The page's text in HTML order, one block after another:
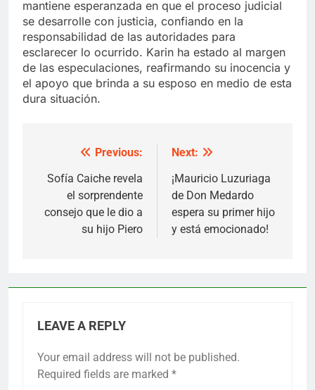
mantiene esperanzada en que el proceso judicial
se desarrolle con justicia, confiando en la
responsabilidad de las autoridades para
esclarecer lo ocurrido. Karin ha estado al margen
de las especulaciones, reafirmando su inocencia y
el apoyo que brinda a su esposo en medio de esta
dura situación.
navigation
Previous:
Sofía Caiche revela
el sorprendente
consejo que le dio a
su hijo Piero
Next:
¡Mauricio Luzuriaga
de Don Medardo
espera su primer hijo
y está emocionado!
LEAVE A REPLY
Your email address will not be published.
Required fields are marked *